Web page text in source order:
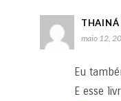
THAINÁ
maio 12,
Eu
E esse